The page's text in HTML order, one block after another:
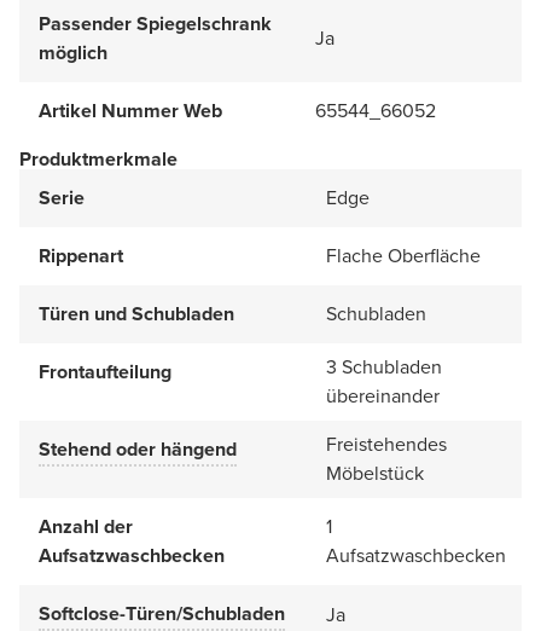
Passender Spiegelschrank
möglich
Ja
Artikel Nummer Web
65544_66052
Produktmerkmale
Serie
Edge
Rippenart Flache Oberfläche
Türen und Schubladen Schubladen
Frontaufteilung
3 Schubladen
übereinander
Stehend oder hängend
Freistehendes
Möbelstück
Anzahl der
Aufsatzwaschbecken
1
Aufsatzwaschbecken
Softclose-Türen/Schubladen Ja